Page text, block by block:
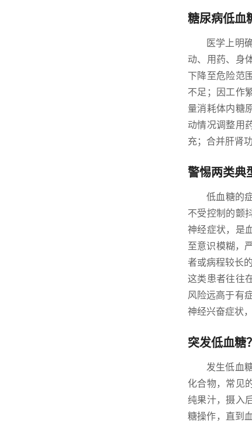
糖尿病低血
医学上明
动、用药、身
下降至危险范
不足；因工作
量消耗体内糖
动情况调整用
充；合并肝肾
警惕两类典
低血糖的
不受控制的颤
神经症状，是
至意识模糊，
者或病程较长
这类患者往往
风险远高于有
神经兴奋症状
突发低血糖
发生低血
化合物，常见
纯果汁，摄入
糖操作，直到